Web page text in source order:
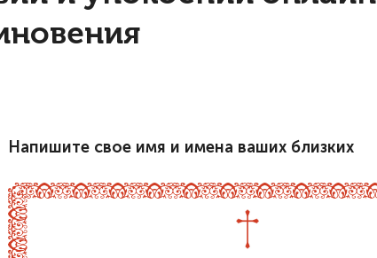
Напишите свое имя и имена ваших близких